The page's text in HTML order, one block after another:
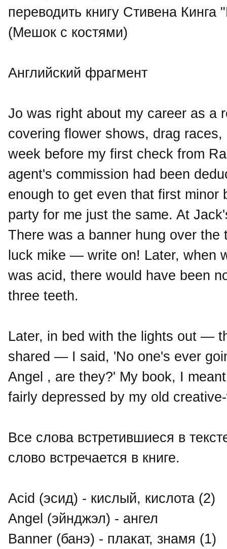
переводить книгу Стивена Кинга
(Мешок с костями)
Английский фрагмент
Jo was right about my career as a
covering flower shows, drag
week before my first check from
agent's commission had been
enough to get even that first minor
party for me just the same. At
There was a banner hung over
luck mike — write on! Later, when
was acid, there would have been
three teeth.
Later, in bed with the lights out —
shared — I said, 'No one's ever
Angel , are they?' My book, I
fairly depressed by my old
Все слова встретившиеся в
слово встречается в книге.
Acid (эсид) - кислый, кислота (2)
Angel (эйнджэл) - ангел
Banner (банэ) - плакат, знамя (1)